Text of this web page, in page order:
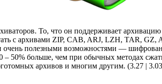
То, что он поддерживает архивацию
с архивами ZIP, CAB, ARJ, LZH, TAR,
очень полезными возможностями —
– 50% больше, чем при обычных методах
архивов и многим другим. (3.27 |